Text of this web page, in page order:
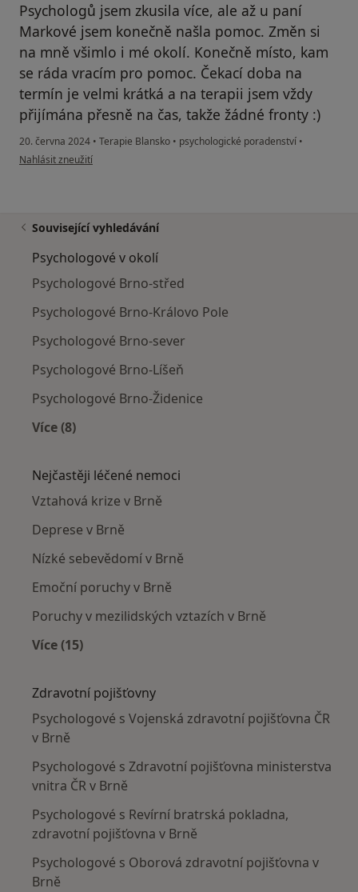
Psychologů jsem zkusila více, ale až u paní
Markové jsem konečně našla pomoc. Změn si
na mně všimlo i mé okolí. Konečně místo, kam
se ráda vracím pro pomoc. Čekací doba na
termín je velmi krátká a na terapii jsem vždy
přijímána přesně na čas, takže žádné fronty :)
20. června 2024 • Terapie Blansko • psychologické poradenství •
podle názoru uživatele V.B.
Nahlásit zneužití
Související vyhledávání
Psychologové v okolí
Psychologové Brno-střed
Psychologové Brno-Královo Pole
Psychologové Brno-sever
Psychologové Brno-Líšeň
Psychologové Brno-Židenice
Více (8)
Nejčastěji léčené nemoci
Vztahová krize v Brně
Deprese v Brně
Nízké sebevědomí v Brně
Emoční poruchy v Brně
Poruchy v mezilidských vztazích v Brně
Více (15)
Zdravotní pojišťovny
Psychologové s Vojenská zdravotní pojišťovna ČR
v Brně
Psychologové s Zdravotní pojišťovna ministerstva
vnitra ČR v Brně
Psychologové s Revírní bratrská pokladna,
zdravotní pojišťovna v Brně
Psychologové s Oborová zdravotní pojišťovna v
Brně